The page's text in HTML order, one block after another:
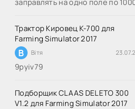
заправлять на одно поле по
Трактор Кировец К-700 для
Farming Simulator 2017
В Вітя
9руіv79
Подборщик CLAAS DELETO 300
V1.2 для Farming Simulator 2017